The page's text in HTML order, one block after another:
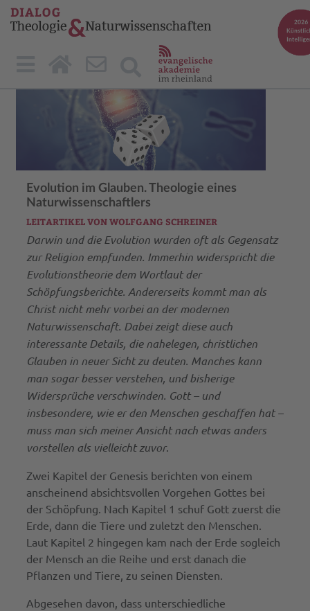
Evolution im Glauben. Theologie eines
Naturwissenschaftlers
LEITARTIKEL VON WOLFGANG SCHREINER
Darwin und die Evolution wurden oft als Gegensatz
zur Religion empfunden. Immerhin widerspricht die
Evolutionstheorie dem Wortlaut der
Schöpfungsberichte. Andererseits kommt man als
Christ nicht mehr vorbei an der modernen
Naturwissenschaft. Dabei zeigt diese auch
interessante Details, die nahelegen, christlichen
Glauben in neuer Sicht zu deuten. Manches kann
man sogar besser verstehen, und bisherige
Widersprüche verschwinden. Gott – und
insbesondere, wie er den Menschen geschaffen hat –
muss man sich meiner Ansicht nach etwas anders
vorstellen als vielleicht zuvor.
Zwei Kapitel der Genesis berichten von einem
anscheinend absichtsvollen Vorgehen Gottes bei
der Schöpfung. Nach Kapitel 1 schuf Gott zuerst die
Erde, dann die Tiere und zuletzt den Menschen.
Laut Kapitel 2 hingegen kam nach der Erde sogleich
der Mensch an die Reihe und erst danach die
Pflanzen und Tiere, zu seinen Diensten.
Abgesehen davon, dass unterschiedliche